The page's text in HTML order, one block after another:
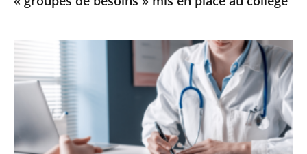
place
collège
:
deux
médecins
sanctionnés
pour